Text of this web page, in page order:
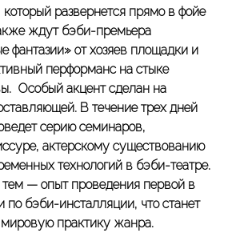
развернется прямо в фойе
ждут бэби-премьера
фантазии» от хозяев площадки и
перформанс на стыке
Особый акцент сделан на
В течение трех дней
серию семинаров,
актерскому существованию
технологий в бэби-театре.
— опыт проведения первой в
бэби-инсталляции, что станет
практику жанра.